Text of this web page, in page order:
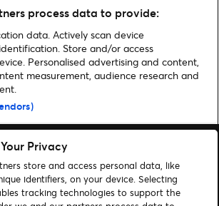
Highlights
kommen im Sommer 2019 auf Open-Air-Tour
process data to provide:
data. Actively scan device
Store and/or access
Personalised advertising and content,
measurement, audience research and
Privacy
store and access personal data, like
identifiers, on your device. Selecting
tracking technologies to support the